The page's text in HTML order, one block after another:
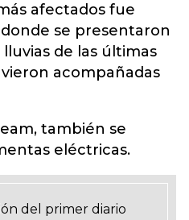
afectados fue
se presentaron
de las últimas
acompañadas
también se
eléctricas.
del primer diario